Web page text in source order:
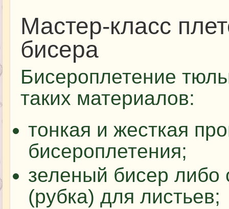
Мастер-класс
бисера
Бисероплетение
таких материалов:
тонкая и жесткая
бисероплетения;
зеленый бисер либо
(рубка) для листьев;